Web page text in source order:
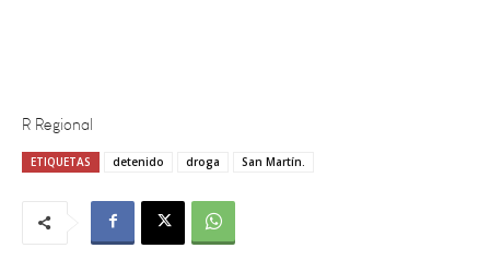
ETIQUETAS detenido droga San Martín.